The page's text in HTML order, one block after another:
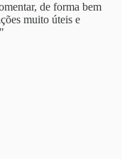
de forma bem
muito úteis e